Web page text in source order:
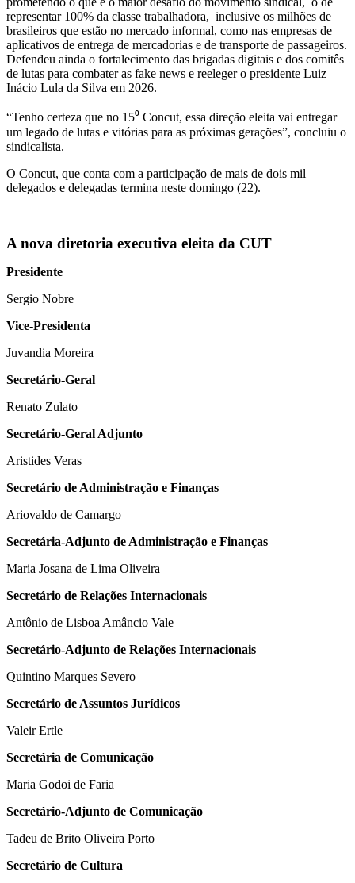
representar 100% da classe trabalhadora, inclusive os milhões de
brasileiros que estão no mercado informal, como nas empresas de
aplicativos de entrega de mercadorias e de transporte de passageiros.
Defendeu ainda o fortalecimento das brigadas digitais e dos comitês
de lutas para combater as fake news e reeleger o presidente Luiz
Inácio Lula da Silva em 2026.
“Tenho certeza que no 15⁰ Concut, essa direção eleita vai entregar
um legado de lutas e vitórias para as próximas gerações”, concluiu o
sindicalista.
O Concut, que conta com a participação de mais de dois mil
delegados e delegadas termina neste domingo (22).
A nova diretoria executiva eleita da CUT
Presidente
Sergio Nobre
Vice-Presidenta
Juvandia Moreira
Secretário-Geral
Renato Zulato
Secretário-Geral Adjunto
Aristides Veras
Secretário de Administração e Finanças
Ariovaldo de Camargo
Secretária-Adjunto de Administração e Finanças
Maria Josana de Lima Oliveira
Secretário de Relações Internacionais
Antônio de Lisboa Amâncio Vale
Secretário-Adjunto de Relações Internacionais
Quintino Marques Severo
Secretário de Assuntos Jurídicos
Valeir Ertle
Secretária de Comunicação
Maria Godoi de Faria
Secretário-Adjunto de Comunicação
Tadeu de Brito Oliveira Porto
Secretário de Cultura